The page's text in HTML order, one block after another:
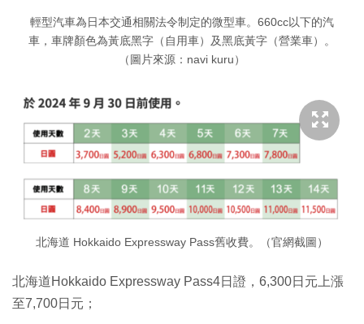
輕型汽車為日本交通相關法令制定的微型車。660cc以下的汽
車，車牌顏色為黃底黑字（自用車）及黑底黃字（營業車）。
（圖片來源：navi kuru）
北海道 Hokkaido Expressway Pass舊收費。（官網截圖）
北海道Hokkaido Expressway Pass4日證，6,300日元上漲
至7,700日元；